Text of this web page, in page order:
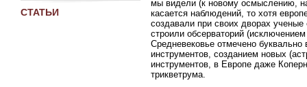
СТАТЬИ
мы видели (к новому осмыслению,
касается наблюдений, то хотя
создавали при своих дворах
строили обсерваторий
Средневековье отмечено
инструментов, созданием новых
инструментов, в Европе даже
трикветрума.